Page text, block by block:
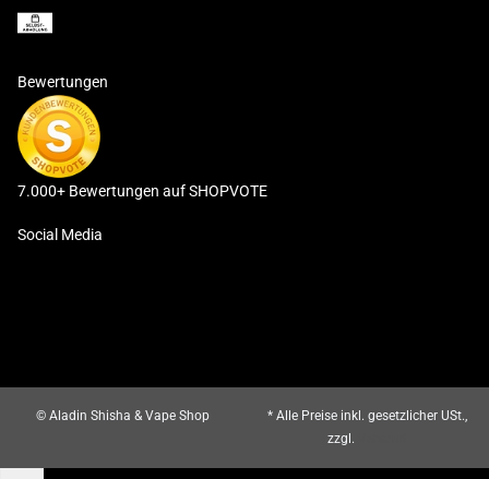
Bewertungen
7.000+ Bewertungen auf SHOPVOTE
Social Media
© Aladin Shisha & Vape Shop
* Alle Preise inkl. gesetzlicher USt.,
zzgl.